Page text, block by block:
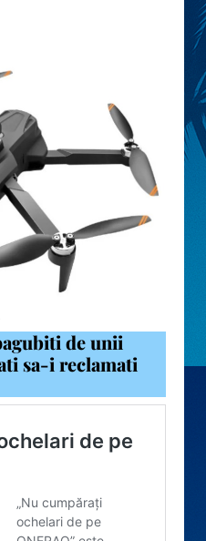
de unii
sa-i reclamati